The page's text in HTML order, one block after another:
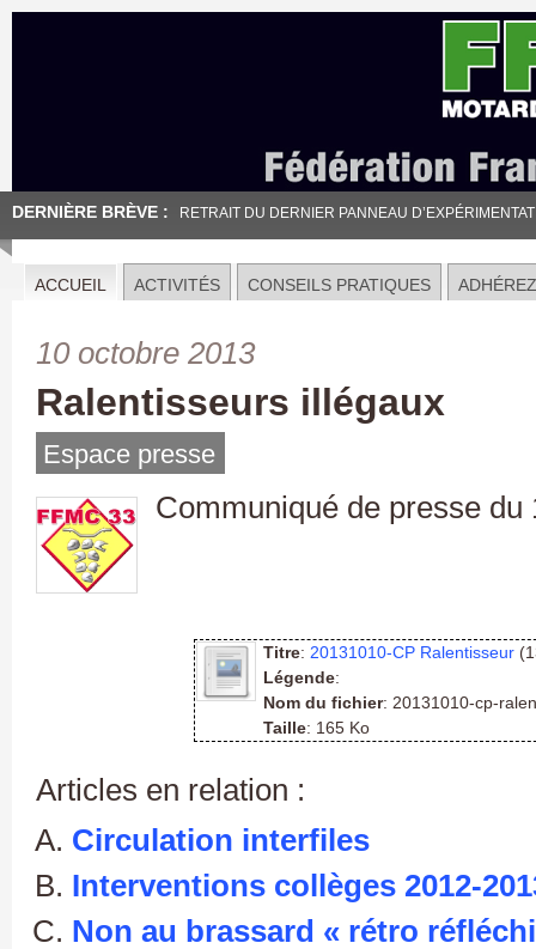
DERNIÈRE BRÈVE : RETRAIT DU DERNIER PANNEAU
ACCUEIL ACTIVITÉS CONSEILS PRATIQUES ADHÉREZ
10 octobre 2013
Ralentisseurs illégaux
Espace presse
Communiqué de presse du
Titre: 20131010-CP Ralentisseur
Légende:
Nom du fichier: 20131010-cp-
Taille: 165 Ko
Articles en relation :
Circulation interfiles
Interventions collèges 2012-
Non au brassard « rétro